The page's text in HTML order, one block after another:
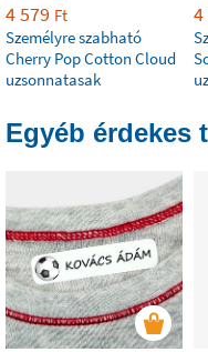
4 579 Ft
Személyre szabható
Cherry Pop Cotton Cloud
uzsonnatasak
4
Egyéb érdekes